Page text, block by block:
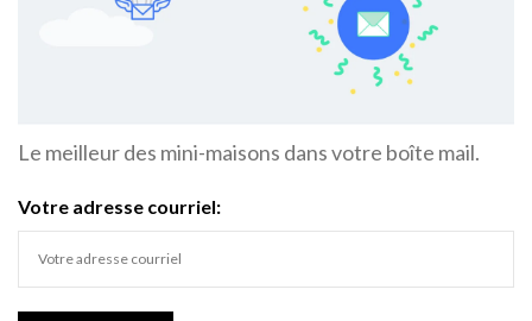
Le meilleur des mini-maisons dans votre boîte mail.
Votre adresse courriel: